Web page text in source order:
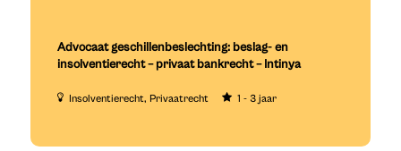
Advocaat geschillenbeslechting: beslag- en
insolventierecht – privaat bankrecht – Intinya
Insolventierecht Privaatrecht 1 - 3 jaar